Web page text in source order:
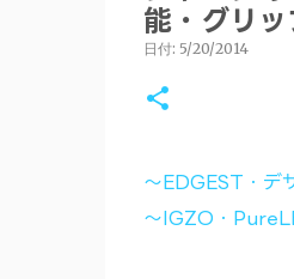
能・グリ
日付: 5/20/2014
～EDGEST・デ
～IGZO・